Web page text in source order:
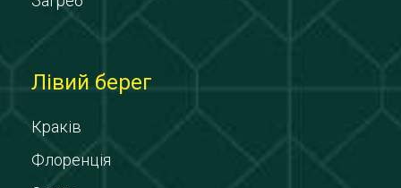
Лівий берег
Краків
Флоренція